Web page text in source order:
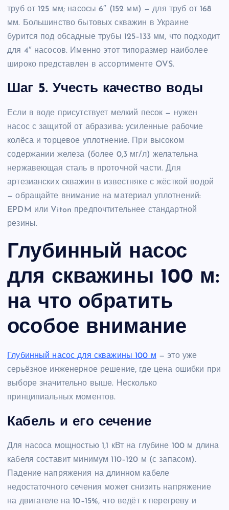
труб от 125 мм; насосы 6″ (152 мм) — для труб от 168
мм. Большинство бытовых скважин в Украине
бурится под обсадные трубы 125–133 мм, что подходит
для 4″ насосов. Именно этот типоразмер наиболее
широко представлен в ассортименте OVS.
Шаг 5. Учесть качество воды
Если в воде присутствует мелкий песок — нужен
насос с защитой от абразива: усиленные рабочие
колёса и торцевое уплотнение. При высоком
содержании железа (более 0,3 мг/л) желательна
нержавеющая сталь в проточной части. Для
артезианских скважин в известняке с жёсткой водой
— обращайте внимание на материал уплотнений:
EPDM или Viton предпочтительнее стандартной
резины.
Глубинный насос
для скважины 100 м:
на что обратить
особое внимание
Глубинный насос для скважины 100 м — это уже
серьёзное инженерное решение, где цена ошибки при
выборе значительно выше. Несколько
принципиальных моментов.
Кабель и его сечение
Для насоса мощностью 1,1 кВт на глубине 100 м длина
кабеля составит минимум 110–120 м (с запасом).
Падение напряжения на длинном кабеле
недостаточного сечения может снизить напряжение
на двигателе на 10–15%, что ведёт к перегреву и